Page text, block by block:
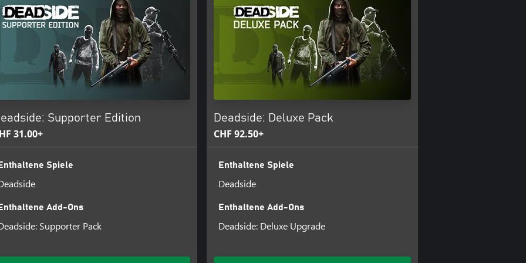
Räubern.
apokalyptischen Welt.
NPCs patrouillieren die
keine Stufen und keine Leisten.
gibt es Boote, Motorräder,
Sichern Sie Ihre Fahrzeuge
klar auf der Karte markiert sind.
Supporter Edition
31.00+
Enthaltene Spiele
Enthaltene Add-Ons
Supporter Pack
Deadside: Deluxe Pack
CHF 92.50+
Enthaltene Spiele
Deadside
Enthaltene Add-Ons
Deadside: Deluxe Upgrade